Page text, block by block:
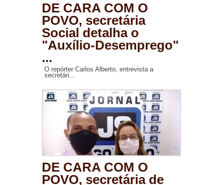
DE CARA COM O
POVO, secretária
Social detalha o
"Auxílio-Desemprego"
...
O repórter Carlos Alberto, entrevista a
secretári...
DE CARA COM O
POVO, secretária de